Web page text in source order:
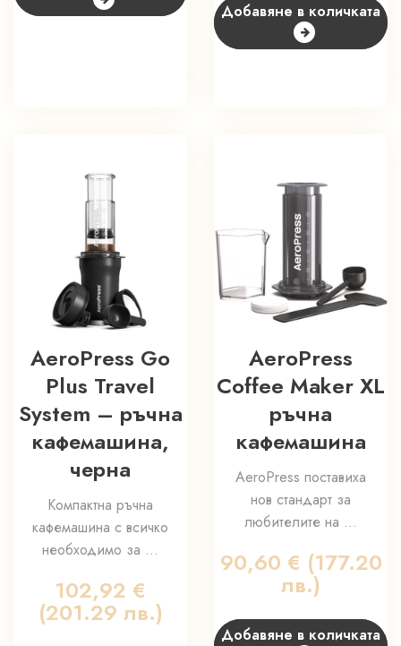
Добавяне в количката
AeroPress Go
Plus Travel
System – ръчна
кафемашина,
черна
Компактна ръчна
кафемашина с всичко
необходимо за ...
102,92 €
(201.29 лв.)
AeroPress
Coffee Мaker XL
ръчна
кафемашина
AeroPress поставиха
нов стандарт за
любителите на ...
90,60 € (177.20
лв.)
Добавяне в количката